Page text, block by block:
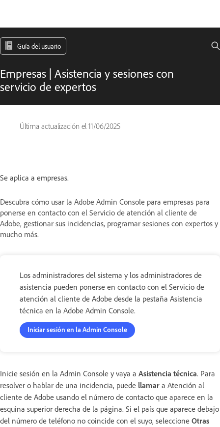
Guía del usuario
Empresas | Asistencia y sesiones con
servicio de expertos
Última actualización el 11/06/2025
Se aplica a empresas.
Descubra cómo usar la Adobe Admin Console para empresas para
ponerse en contacto con el Servicio de atención al cliente de
Adobe, gestionar sus incidencias, programar sesiones con expertos y
mucho más.
Los administradores del sistema y los administradores de
asistencia pueden ponerse en contacto con el Servicio de
atención al cliente de Adobe desde la pestaña Asistencia
técnica en la Adobe Admin Console.
Iniciar sesión en la Admin Console
Inicie sesión en la Admin Console y vaya a Asistencia técnica. Para
resolver o hablar de una incidencia, puede llamar a Atención al
cliente de Adobe usando el número de contacto que aparece en la
esquina superior derecha de la página. Si el país que aparece debajo
del número de teléfono no coincide con el suyo, seleccione Otras